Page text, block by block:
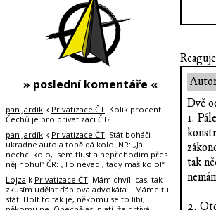
Dvě
1.
tak
2.
» poslední komentáře «
pan Jardík k Privatizace ČT: Kolik procent
Čechů je pro privatizaci ČT?
pan Jardík k Privatizace ČT: Stát boháči
ukradne auto a tobě dá kolo. NR: „Já
nechci kolo, jsem tlust a nepřehodím přes
něj nohu!“ ČR: „To nevadí, tady máš kolo!“
Lojza k Privatizace ČT: Mám chvíli cas, tak
zkusím udělat ďáblova advokáta... Máme tu
stát. Holt to tak je, někomu se to líbí,